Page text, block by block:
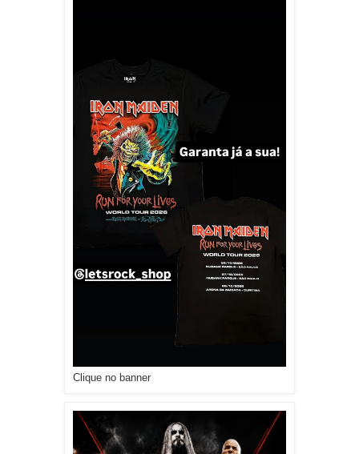
Clique no banner